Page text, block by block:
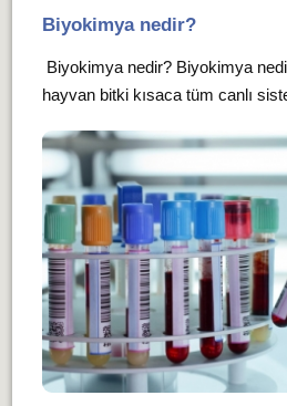
Biyokimya nedir?
Biyokimya nedir? Biyokimya
hayvan bitki kısaca tüm canlı